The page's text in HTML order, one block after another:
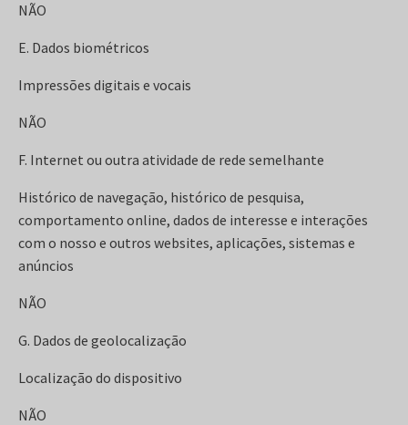
NÃO
E. Dados biométricos
Impressões digitais e vocais
NÃO
F. Internet ou outra atividade de rede semelhante
Histórico de navegação, histórico de pesquisa,
comportamento online, dados de interesse e interações
com o nosso e outros websites, aplicações, sistemas e
anúncios
NÃO
G. Dados de geolocalização
Localização do dispositivo
NÃO